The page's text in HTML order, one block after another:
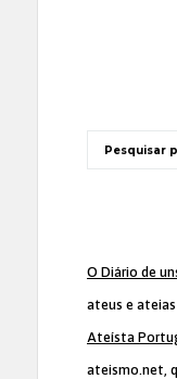
O Diário de
ateus e
Ateísta
ateismo.net,